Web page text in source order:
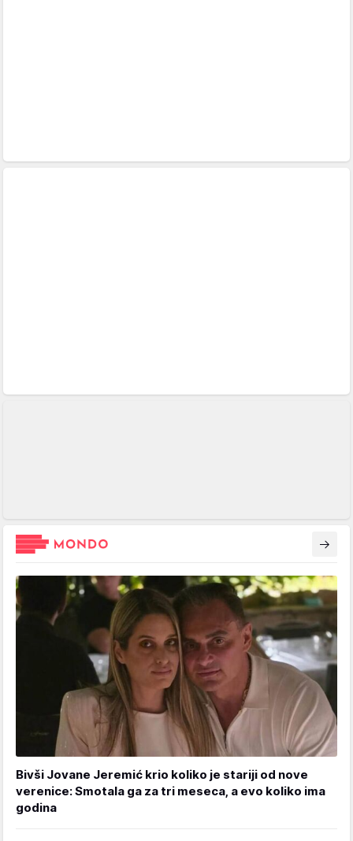
Bivši Jovane Jeremić krio koliko je stariji od nove
verenice: Smotala ga za tri meseca, a evo koliko ima
godina